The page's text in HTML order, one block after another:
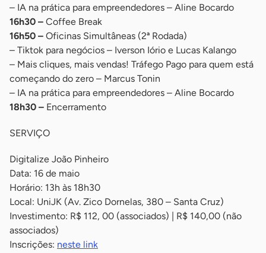
– IA na prática para empreendedores – Aline Bocardo
16h30 – Coffee Break
16h50 – Oficinas Simultâneas (2ª Rodada)
– Tiktok para negócios – Iverson Iório e Lucas Kalango
– Mais cliques, mais vendas! Tráfego Pago para quem está
começando do zero – Marcus Tonin
– IA na prática para empreendedores – Aline Bocardo
18h30 – Encerramento
SERVIÇO
Digitalize João Pinheiro
Data: 16 de maio
Horário: 13h às 18h30
Local: UniJK (Av. Zico Dornelas, 380 – Santa Cruz)
Investimento: R$ 112, 00 (associados) | R$ 140,00 (não
associados)
Inscrições: neste link